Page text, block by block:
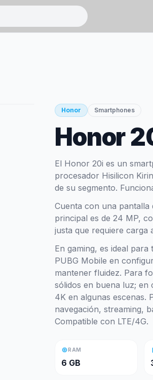
Honor Smartphones
Honor
El Honor 20i es un
procesador Hisilicon
de su segmento.
Cuenta con una pantalla
principal es de 24 MP,
justa que requiere carga
En gaming, es ideal
PUBG Mobile en
mantener fluidez. Para
sólidos en buena luz; en
4K en algunas escenas.
navegación, streaming,
Compatible con LTE/4G.
memoryRAM
6 GB